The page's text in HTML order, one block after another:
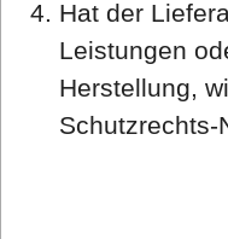
Hat der
Leistungen
Herstellung,
Schutzrechts-